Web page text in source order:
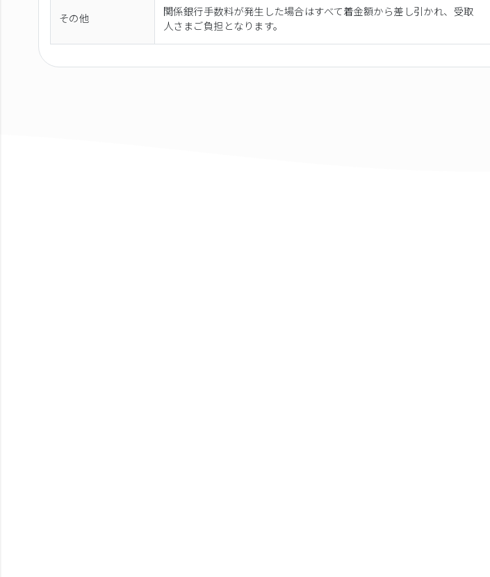
その他
関係銀行手数料が発生した場合はすべて着金額から差し引かれ、受取
人さまご負担となります。